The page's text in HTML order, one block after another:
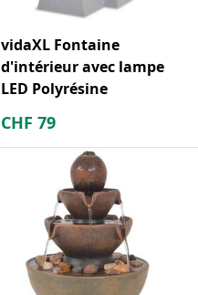
vidaXL Fontaine
d'intérieur avec lampe
LED Polyrésine
CHF 79